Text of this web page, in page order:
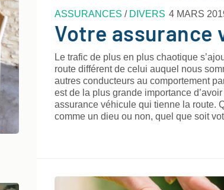
ASSURANCES / DIVERS 4 MARS
Votre assurance
Le trafic de plus en plus chaotique
route différent de celui auquel nous
autres conducteurs au comportement
est de la plus grande importance
assurance véhicule qui tienne la route.
comme un dieu ou non, quel que soit